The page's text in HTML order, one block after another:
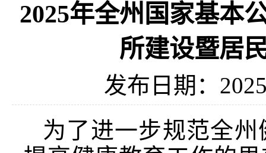
2025年全州国家基本
所建设暨居
发布日期：
为了进一步规范全